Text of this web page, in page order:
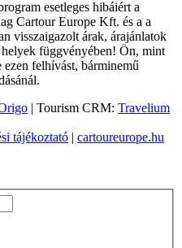
esetleges hibáiért a
Cartour Europe Kft. és a a
visszaigazolt árak, árajánlatok
függvényében! Ön, mint
ezen felhívást, bárminemű
| Tourism CRM: Travelium
tájékoztató | cartoureurope.hu